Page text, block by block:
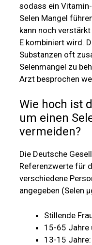
sodass ein
Selen Mangel
kann noch
E kombiniert wird.
Substanzen oft
Selenmangel zu
Arzt besprochen
Wie hoch ist
um einen
vermeiden?
Die Deutsche
Referenzwerte für
verschiedene
angegeben (Selen
Stillende
15-65 Jahre
13-15